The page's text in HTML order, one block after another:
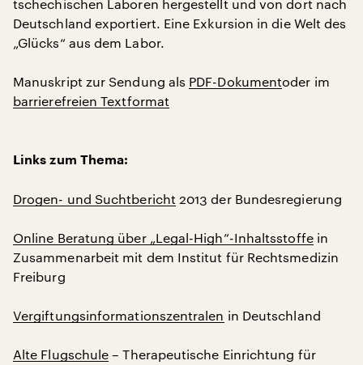
tschechischen Laboren hergestellt und von dort nach
Deutschland exportiert. Eine Exkursion in die Welt des
„Glücks“ aus dem Labor.
Manuskript zur Sendung als PDF-Dokumentoder im
barrierefreien Textformat
Links zum Thema:
Drogen- und Suchtbericht 2013 der Bundesregierung
Online Beratung über „Legal-High”-Inhaltsstoffein
Zusammenarbeit mit dem Institut für Rechtsmedizin
Freiburg
Vergiftungsinformationszentralen in Deutschland
Alte Flugschule – Therapeutische Einrichtung für